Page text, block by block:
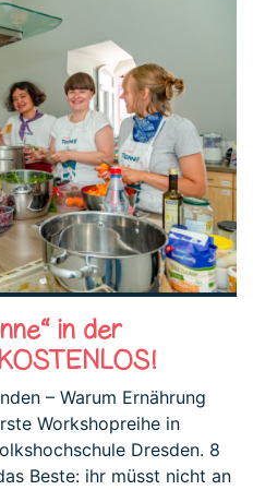
in der
– Warum Ernährung
Workshopreihe in
Dresden. 8
Beste: ihr müsst nicht an